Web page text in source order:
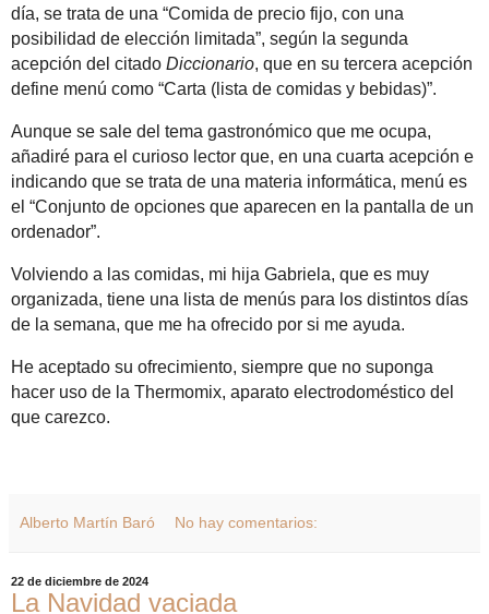
día, se trata de una “Comida de precio fijo, con una
posibilidad de elección limitada”, según la segunda
acepción del citado Diccionario, que en su tercera acepción
define menú como “Carta (lista de comidas y bebidas)”.
Aunque se sale del tema gastronómico que me ocupa,
añadiré para el curioso lector que, en una cuarta acepción e
indicando que se trata de una materia informática, menú es
el “Conjunto de opciones que aparecen en la pantalla de un
ordenador”.
Volviendo a las comidas, mi hija Gabriela, que es muy
organizada, tiene una lista de menús para los distintos días
de la semana, que me ha ofrecido por si me ayuda.
He aceptado su ofrecimiento, siempre que no suponga
hacer uso de la Thermomix, aparato electrodoméstico del
que carezco.
Alberto Martín Baró No hay comentarios:
22 de diciembre de 2024
La Navidad vaciada